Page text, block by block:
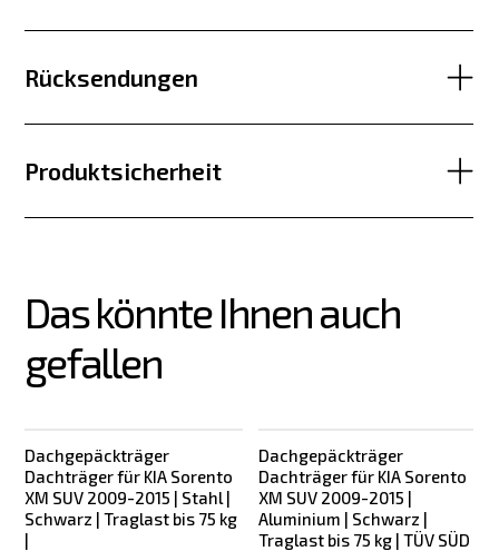
Rücksendungen
Produktsicherheit
Das könnte Ihnen auch
gefallen
Dachgepäckträger
Dachträger für KIA Sorento
XM SUV 2009-2015 | Stahl |
Schwarz | Traglast bis 75 kg
|
Dachgepäckträger
Dachträger für KIA Sorento
XM SUV 2009-2015 |
Aluminium | Schwarz |
Traglast bis 75 kg | TÜV SÜD